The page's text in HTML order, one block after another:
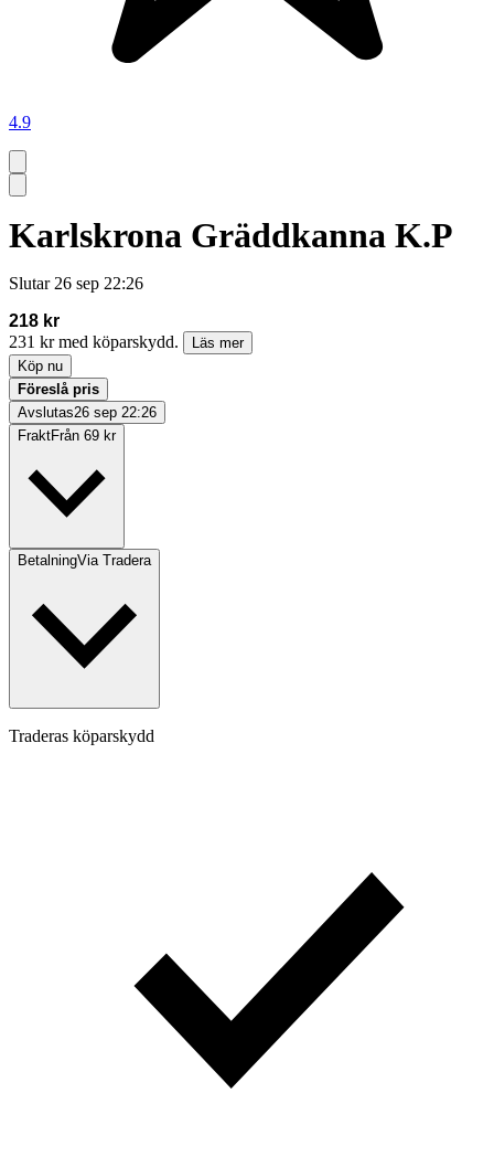
4.9
Karlskrona Gräddkanna K.P
Slutar 26 sep 22:26
218 kr
231 kr med köparskydd.
Läs mer
Köp nu
Föreslå pris
Avslutas26 sep 22:26
FraktFrån 69 kr
BetalningVia Tradera
Traderas köparskydd